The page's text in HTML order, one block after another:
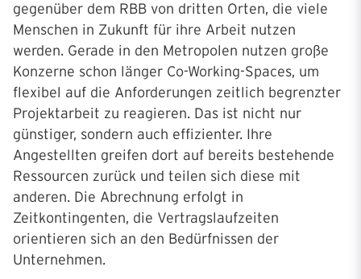
gegenüber dem RBB von dritten Orten, die viele
Menschen in Zukunft für ihre Arbeit nutzen
werden. Gerade in den Metropolen nutzen große
Konzerne schon länger Co-Working-Spaces, um
flexibel auf die Anforderungen zeitlich begrenzter
Projektarbeit zu reagieren. Das ist nicht nur
günstiger, sondern auch effizienter. Ihre
Angestellten greifen dort auf bereits bestehende
Ressourcen zurück und teilen sich diese mit
anderen. Die Abrechnung erfolgt in
Zeitkontingenten, die Vertragslaufzeiten
orientieren sich an den Bedürfnissen der
Unternehmen.